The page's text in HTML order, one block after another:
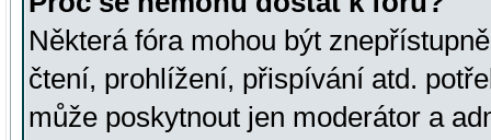
Některá fóra mohou být
čtení, prohlížení, přispívání atd.
může poskytnout jen moderátor a